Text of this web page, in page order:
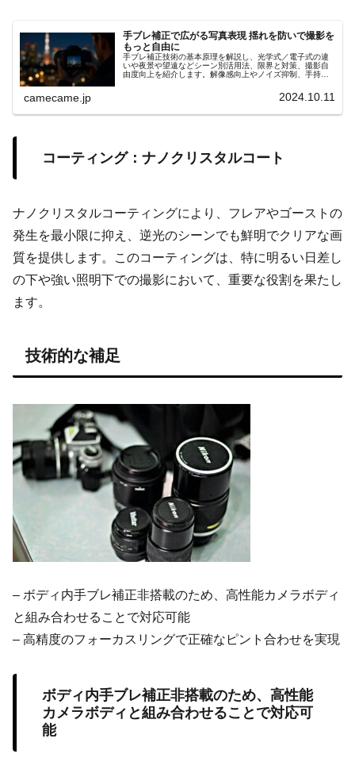
手ブレ補正で広がる写真表現 揺れを防いで撮影を
もっと自由に
手ブレ補正技術の基本原理を解説し、光学式／電子式の違
いや夜景や望遠などシーン別活用法、限界と対策、撮影自
由度向上を紹介します。解像感向上やノイズ抑制、手持ち
camecame.jp 2024.10.11
コーティング：ナノクリスタルコート
ナノクリスタルコーティングにより、フレアやゴーストの
発生を最小限に抑え、逆光のシーンでも鮮明でクリアな画
質を提供します。このコーティングは、特に明るい日差し
の下や強い照明下での撮影において、重要な役割を果たし
ます。
技術的な補足
– ボディ内手ブレ補正非搭載のため、高性能カメラボディ
と組み合わせることで対応可能
– 高精度のフォーカスリングで正確なピント合わせを実現
ボディ内手ブレ補正非搭載のため、高性能
カメラボディと組み合わせることで対応可
能